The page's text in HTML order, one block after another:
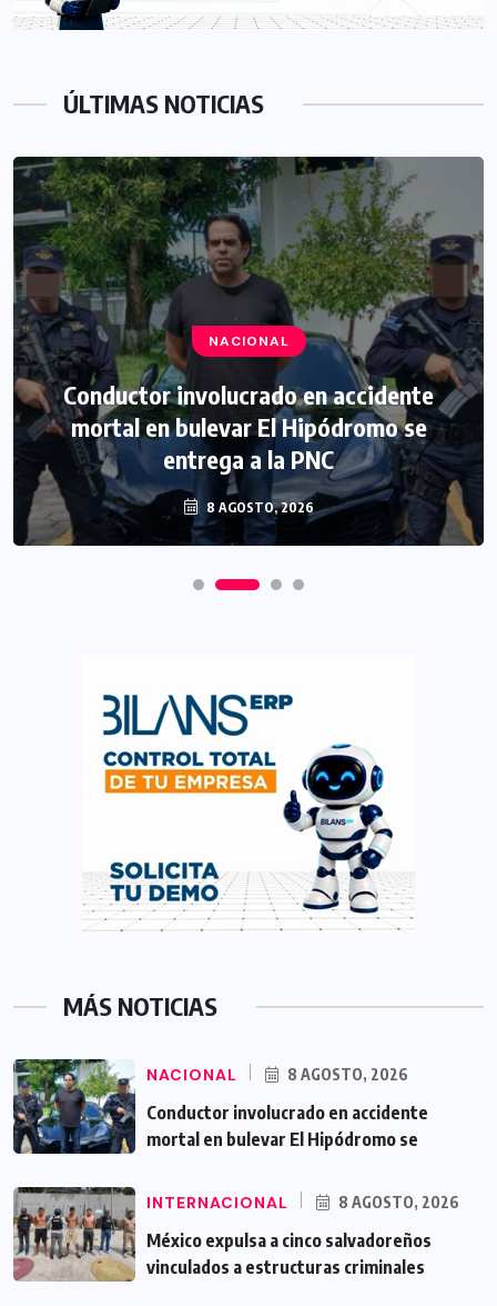
ÚLTIMAS NOTICIAS
NACIONAL
Conductor involucrado en accidente
mortal en bulevar El Hipódromo se
entrega a la PNC
8 AGOSTO, 2026
MÁS NOTICIAS
NACIONAL 8 AGOSTO, 2026
Conductor involucrado en accidente
mortal en bulevar El Hipódromo se
INTERNACIONAL 8 AGOSTO, 2026
México expulsa a cinco salvadoreños
vinculados a estructuras criminales